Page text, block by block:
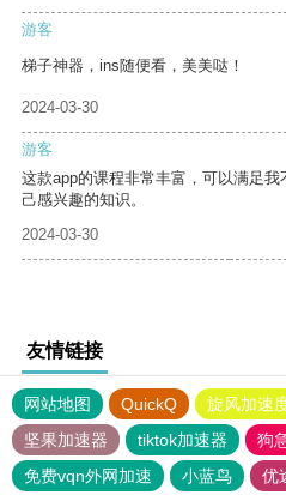
游客
梯子神器，ins随便看，美美哒！
2024-03-30
游客
这款app的课程非常丰富，可以满足
己感兴趣的知识。
2024-03-30
友情链接
网站地图 QuickQ 旋风加速
坚果加速器
tiktok加速器
狗
免费vqn外网加速
小蓝鸟 优